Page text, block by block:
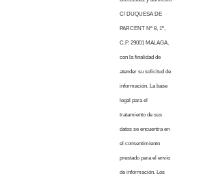
C/ DUQUESA DE
PARCENT Nº 8, 1º,
C.P. 29001 MALAGA,
con la finalidad de
atender su solicitud de
información. La base
legal para el
tratamiento de sus
datos se encuentra en
el consentimiento
prestado para el envío
de información. Los